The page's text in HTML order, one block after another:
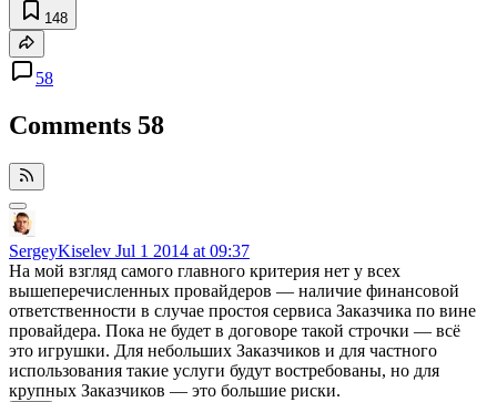
148
58
Comments 58
SergeyKiselev Jul 1 2014 at 09:37
На мой взгляд самого главного критерия нет у всех
вышеперечисленных провайдеров — наличие финансовой
ответственности в случае простоя сервиса Заказчика по вине
провайдера. Пока не будет в договоре такой строчки — всё
это игрушки. Для небольших Заказчиков и для частного
использования такие услуги будут востребованы, но для
крупных Заказчиков — это большие риски.